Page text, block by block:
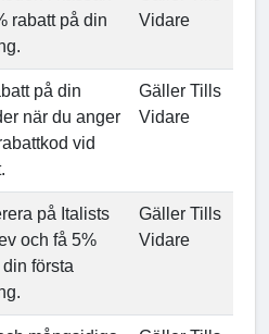
rabatt på din
Vidare
på din
när du anger
vid
Gäller Tills
Vidare
på Italists
och få 5%
första
Gäller Tills
Vidare